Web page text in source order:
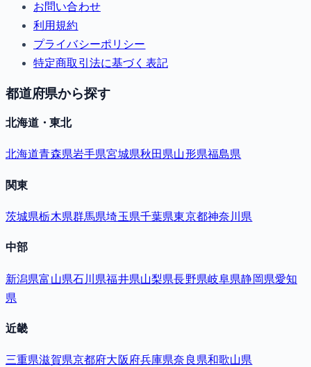
お問い合わせ
利用規約
プライバシーポリシー
特定商取引法に基づく表記
都道府県から探す
北海道・東北
北海道青森県岩手県宮城県秋田県山形県福島県
関東
茨城県栃木県群馬県埼玉県千葉県東京都神奈川県
中部
新潟県富山県石川県福井県山梨県長野県岐阜県静岡県愛知
県
近畿
三重県滋賀県京都府大阪府兵庫県奈良県和歌山県